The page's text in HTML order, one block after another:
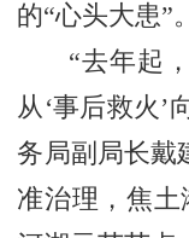
的“心头大患”。
“去年起
从‘事后救火’
务局副局长戴
准治理，焦